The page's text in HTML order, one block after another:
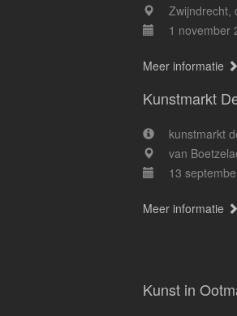
Zwijndrecht,
1 november
Meer informatie
Kunstmarkt
kunstmarkt
van
13
Meer informatie
Kunst in